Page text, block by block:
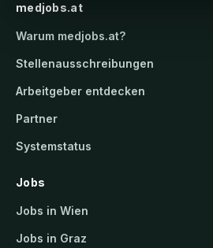
medjobs.at
Warum medjobs.at?
Stellenausschreibungen
Arbeitgeber entdecken
Partner
Systemstatus
Jobs
Jobs in Wien
Jobs in Graz